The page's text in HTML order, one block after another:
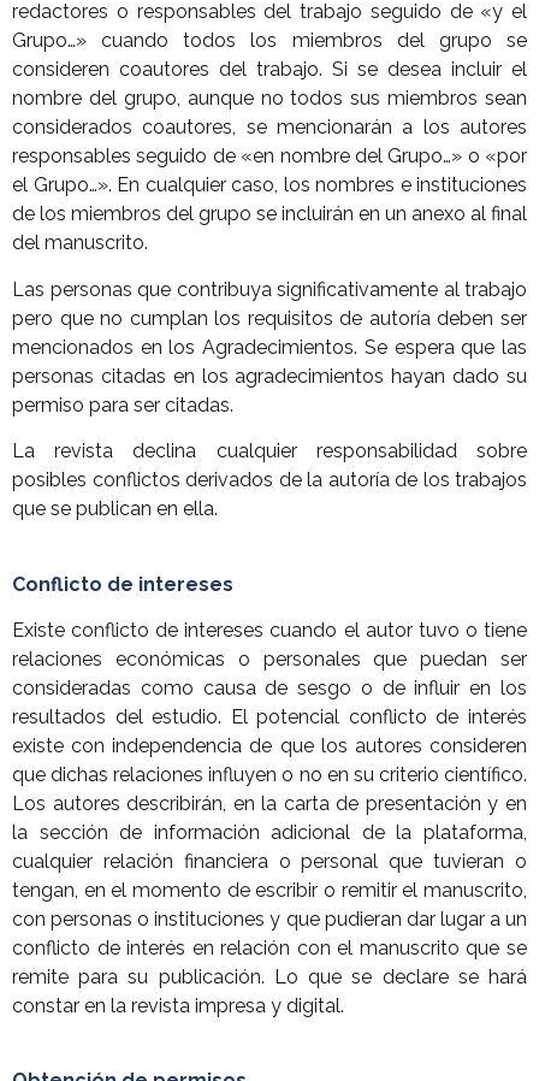
redactores o responsables del trabajo seguido de «y el
Grupo…» cuando todos los miembros del grupo se
consideren coautores del trabajo. Si se desea incluir el
nombre del grupo, aunque no todos sus miembros sean
considerados coautores, se mencionarán a los autores
responsables seguido de «en nombre del Grupo…» o «por
el Grupo…». En cualquier caso, los nombres e instituciones
de los miembros del grupo se incluirán en un anexo al final
del manuscrito.
Las personas que contribuya significativamente al trabajo
pero que no cumplan los requisitos de autoría deben ser
mencionados en los Agradecimientos. Se espera que las
personas citadas en los agradecimientos hayan dado su
permiso para ser citadas.
La revista declina cualquier responsabilidad sobre
posibles conflictos derivados de la autoría de los trabajos
que se publican en ella.
Conflicto de intereses
Existe conflicto de intereses cuando el autor tuvo o tiene
relaciones económicas o personales que puedan ser
consideradas como causa de sesgo o de influir en los
resultados del estudio. El potencial conflicto de interés
existe con independencia de que los autores consideren
que dichas relaciones influyen o no en su criterio científico.
Los autores describirán, en la carta de presentación y en
la sección de información adicional de la plataforma,
cualquier relación financiera o personal que tuvieran o
tengan, en el momento de escribir o remitir el manuscrito,
con personas o instituciones y que pudieran dar lugar a un
conflicto de interés en relación con el manuscrito que se
remite para su publicación. Lo que se declare se hará
constar en la revista impresa y digital.